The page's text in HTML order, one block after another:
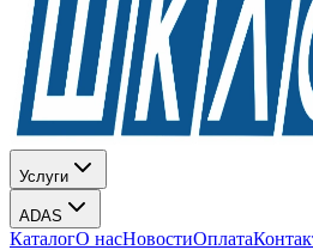
Услуги
ADAS
КаталогО насНовостиОплата